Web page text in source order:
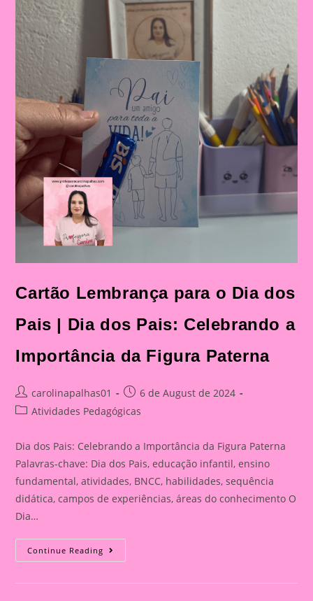
E
Fundamental
Cartão Lembrança para o Dia dos
Pais | Dia dos Pais: Celebrando a
Importância da Figura Paterna
Post
author:
carolinapalhas01
Post
published:
6 de August de 2024
PostAtividades Pedagógicas
Dia dos Pais: Celebrando a Importância da Figura Paterna
Palavras-chave: Dia dos Pais, educação infantil, ensino
fundamental, atividades, BNCC, habilidades, sequência
didática, campos de experiências, áreas do conhecimento O
Dia…
Continue Reading Cartão
Lembrança
O